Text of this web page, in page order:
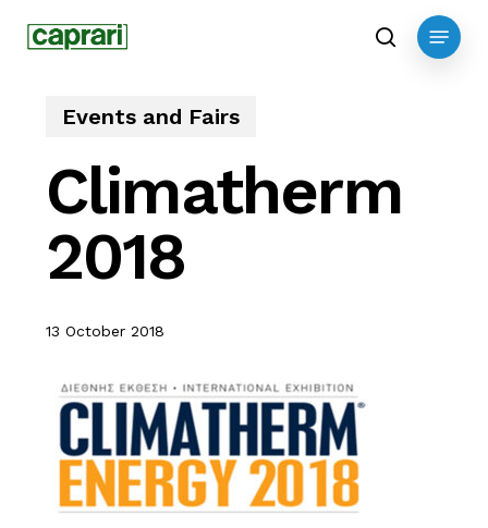
search
Menu
Events and Fairs
Climatherm
2018
13 October 2018